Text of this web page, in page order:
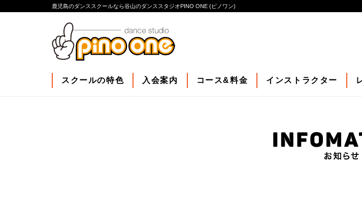
鹿児島のダンススクールなら谷山のダンススタジオPINO ONE (ピノワン)
スクールの特色 入会案内 コース&料金 インストラクター